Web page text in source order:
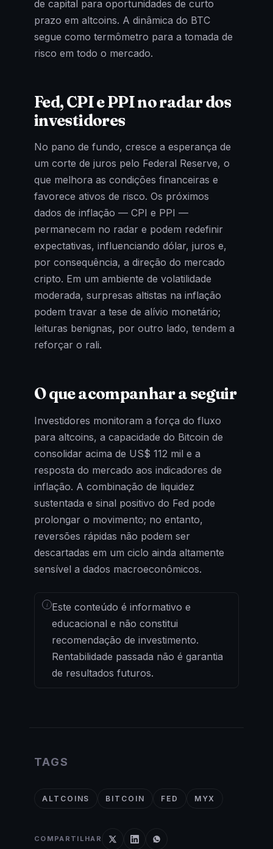
de capital para oportunidades de curto
prazo em altcoins. A dinâmica do BTC
segue como termômetro para a tomada de
risco em todo o mercado.
Fed, CPI e PPI no radar dos
investidores
No pano de fundo, cresce a esperança de
um corte de juros pelo Federal Reserve, o
que melhora as condições financeiras e
favorece ativos de risco. Os próximos
dados de inflação — CPI e PPI —
permanecem no radar e podem redefinir
expectativas, influenciando dólar, juros e,
por consequência, a direção do mercado
cripto. Em um ambiente de volatilidade
moderada, surpresas altistas na inflação
podem travar a tese de alívio monetário;
leituras benignas, por outro lado, tendem a
reforçar o rali.
O que acompanhar a seguir
Investidores monitoram a força do fluxo
para altcoins, a capacidade do Bitcoin de
consolidar acima de US$ 112 mil e a
resposta do mercado aos indicadores de
inflação. A combinação de liquidez
sustentada e sinal positivo do Fed pode
prolongar o movimento; no entanto,
reversões rápidas não podem ser
descartadas em um ciclo ainda altamente
sensível a dados macroeconômicos.
i Este conteúdo é informativo e
educacional e não constitui
recomendação de investimento.
Rentabilidade passada não é garantia
de resultados futuros.
TAGS
ALTCOINS BITCOIN FED MYX
COMPARTILHAR